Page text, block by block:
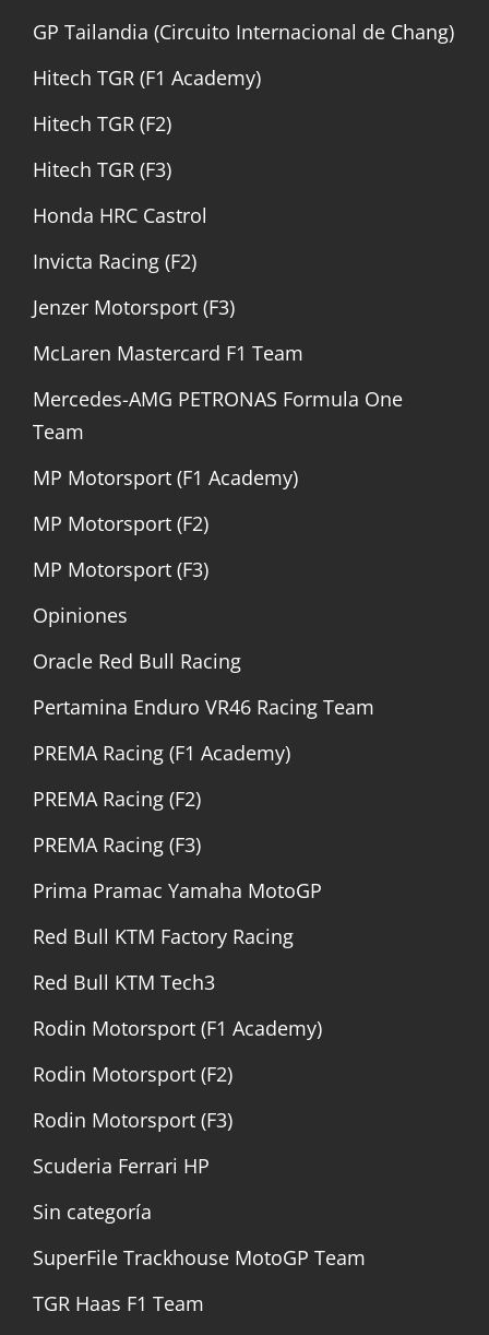
GP Tailandia (Circuito Internacional de Chang)
Hitech TGR (F1 Academy)
Hitech TGR (F2)
Hitech TGR (F3)
Honda HRC Castrol
Invicta Racing (F2)
Jenzer Motorsport (F3)
McLaren Mastercard F1 Team
Mercedes-AMG PETRONAS Formula One
Team
MP Motorsport (F1 Academy)
MP Motorsport (F2)
MP Motorsport (F3)
Opiniones
Oracle Red Bull Racing
Pertamina Enduro VR46 Racing Team
PREMA Racing (F1 Academy)
PREMA Racing (F2)
PREMA Racing (F3)
Prima Pramac Yamaha MotoGP
Red Bull KTM Factory Racing
Red Bull KTM Tech3
Rodin Motorsport (F1 Academy)
Rodin Motorsport (F2)
Rodin Motorsport (F3)
Scuderia Ferrari HP
Sin categoría
SuperFile Trackhouse MotoGP Team
TGR Haas F1 Team